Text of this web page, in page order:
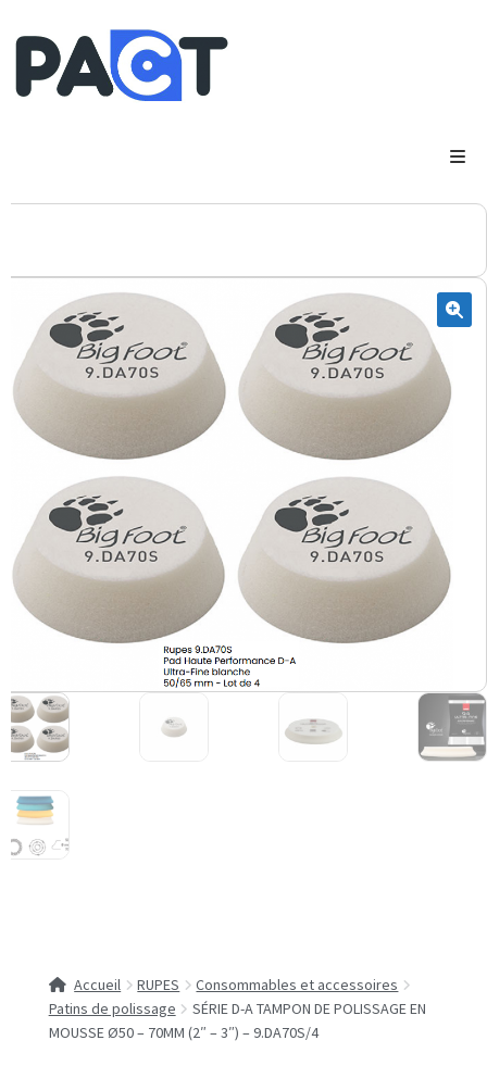
Accueil RUPES
Consommables et accessoires
Patins de polissage
SÉRIE D-A TAMPON DE POLISSAGE EN
MOUSSE Ø50 – 70MM (2″ – 3″) – 9.DA70S/4